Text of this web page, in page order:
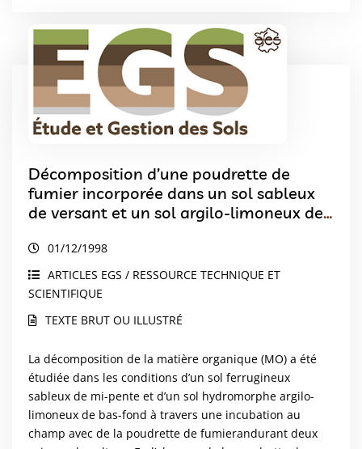
Décomposition d’une poudrette de
fumier incorporée dans un sol sableux
de versant et un sol argilo-limoneux de
(Burkina Faso)
01/12/1998
ARTICLES EGS / RESSOURCE TECHNIQUE ET
SCIENTIFIQUE
TEXTE BRUT OU ILLUSTRÉ
La décomposition de la matière organique (MO) a été
étudiée dans les conditions d’un sol ferrugineux
sableux de mi-pente et d’un sol hydromorphe argilo-
limoneux de bas-fond à travers une incubation au
champ avec de la poudrette de fumierandurant deux